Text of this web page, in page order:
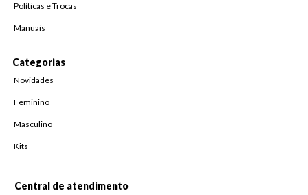
Políticas e Trocas
Manuais
Categorias
Novidades
Feminino
Masculino
Kits
Central de atendimento